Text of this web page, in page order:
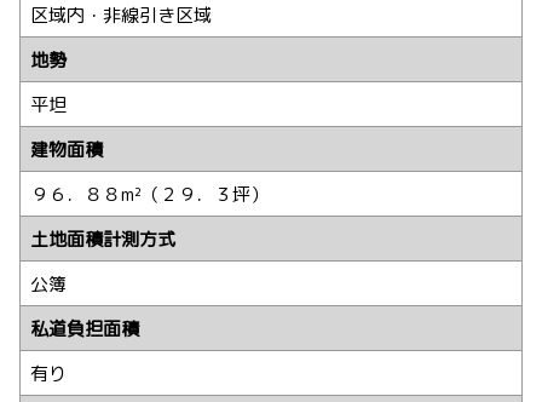
区域内・非線引き区域
地勢
平坦
建物面積
９６．８８m²（２９．３坪）
土地面積計測方式
公簿
私道負担面積
有り